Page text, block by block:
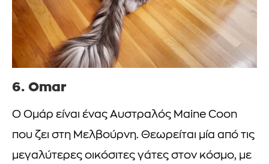
6. Omar
Ο Ομάρ είναι ένας Αυστραλός Maine Coon
που ζει στη Μελβούρνη. Θεωρείται μία από τις
μεγαλύτερες οικόσιτες γάτες στον κόσμο, με